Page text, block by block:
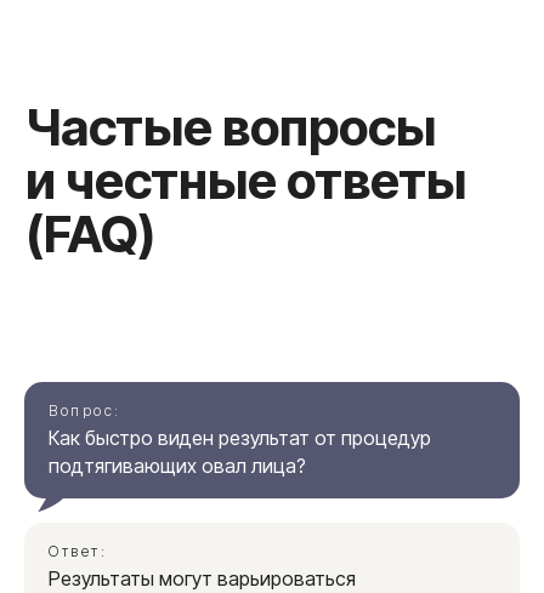
Вопрос:
Как быстро виден результат от процедур
подтягивающих овал лица?
Ответ:
Результаты могут варьироваться